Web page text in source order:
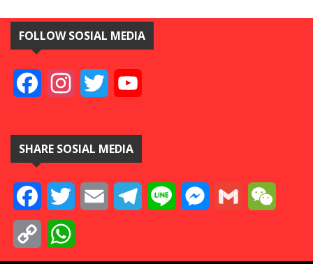
FOLLOW SOSIAL MEDIA
FacebookInstagramTwitter
SHARE SOSIAL MEDIA
FacebookTwitter Email TelegramLine Messenger
Gmail
Copy
Link